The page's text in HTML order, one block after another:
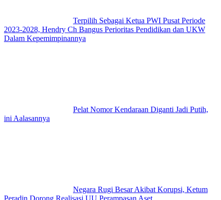
Terpilih Sebagai Ketua PWI Pusat Periode
2023-2028, Hendry Ch Bangus Perioritas Pendidikan dan UKW
Dalam Kepemimpinannya
Pelat Nomor Kendaraan Diganti Jadi Putih,
ini Aalasannya
Negara Rugi Besar Akibat Korupsi, Ketum
Peradin Dorong Realisasi UU Perampasan Aset